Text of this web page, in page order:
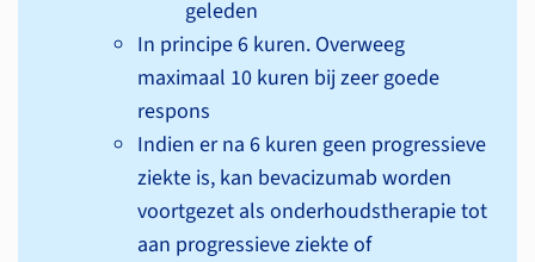
geleden
In principe 6 kuren. Overweeg
maximaal 10 kuren bij zeer goede
respons
Indien er na 6 kuren geen progressieve
ziekte is, kan bevacizumab worden
voortgezet als onderhouds­therapie tot
aan progressieve ziekte of